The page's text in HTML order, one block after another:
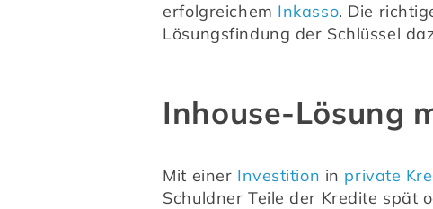
erfolgreichem Inkasso. Die
Lösungsfindung der Schlüssel
Inhouse-Lösung
Mit einer Investition in private
Schuldner Teile der Kredite spät